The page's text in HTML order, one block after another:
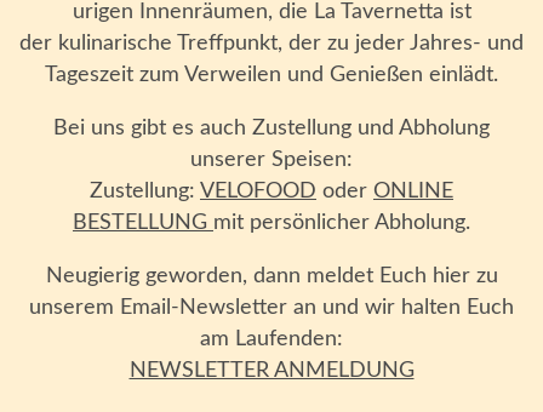
urigen Innenräumen, die La Tavernetta ist
der kulinarische Treffpunkt, der zu jeder Jahres- und
Tageszeit zum Verweilen und Genießen einlädt.
Bei uns gibt es auch Zustellung und Abholung
unserer Speisen:
Zustellung: VELOFOOD oder ONLINE
BESTELLUNG mit persönlicher Abholung.
Neugierig geworden, dann meldet Euch hier zu
unserem Email-Newsletter an und wir halten Euch
am Laufenden:
NEWSLETTER ANMELDUNG